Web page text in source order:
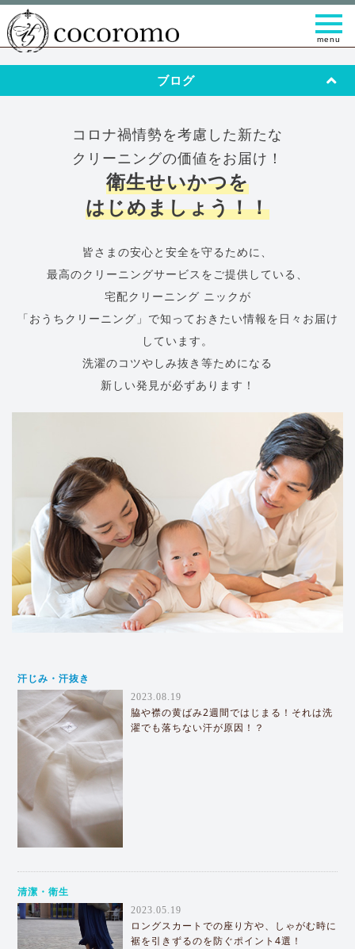
t
o
g
l
e
ブログ
コロナ禍情勢を考慮した新たな
クリーニングの価値をお届け！
衛生せいかつを
はじめましょう！！
皆さまの安心と安全を守るために、
最高のクリーニングサービスをご提供している、
宅配クリーニング ニックが
「おうちクリーニング」で知っておきたい情報を日々お届け
しています。
洗濯のコツやしみ抜き等ためになる
新しい発見が必ずあります！
汗じみ・汗抜き
2023.08.19
脇や襟の黄ばみ2週間ではじまる！それは洗
濯でも落ちない汗が原因！？
清潔・衛生
2023.05.19
ロングスカートでの座り方や、しゃがむ時に
裾を引きずるのを防ぐポイント4選！